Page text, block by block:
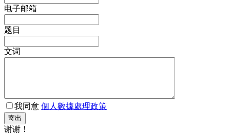
电子邮箱
题目
文词
我同意 個人數據處理政策
寄出
谢谢！